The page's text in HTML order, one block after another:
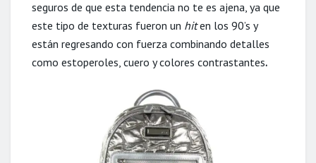
seguros de que esta tendencia no te es ajena, ya que
este tipo de texturas fueron un hiten los 90’s y
están regresando con fuerza combinando detalles
como estoperoles, cuero y colores contrastantes.